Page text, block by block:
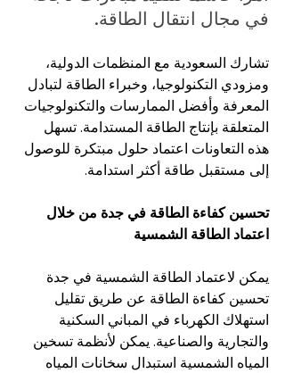
في مجال انتقال الطاقة.
تشارك السعودية مع المنظمات الدولية،
ومزودي التكنولوجيا، وخبراء الطاقة لتبادل
المعرفة وأفضل الممارسات والتكنولوجيات
المتعلقة بإنتاج الطاقة المستدامة. تسهل
هذه التعاونات اعتماد حلول مبتكرة للوصول
إلى مستقبل طاقة أكثر استدامة.
تحسين كفاءة الطاقة في جدة من خلال
اعتماد الطاقة الشمسية
يمكن لاعتماد الطاقة الشمسية في جدة
تحسين كفاءة الطاقة عن طريق تقليل
استهلاك الكهرباء في المباني السكنية
والتجارية والصناعية. يمكن لأنظمة تسخين
المياه الشمسية استبدال سخانات المياه